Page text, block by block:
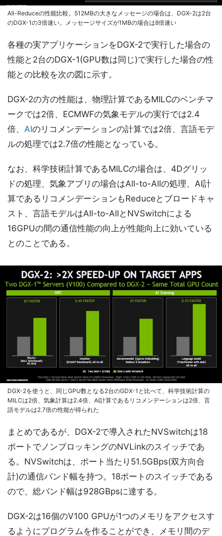
All-Reduceの性能比較。512MBの大きなメッセージの場合は、DGX-2は2台
のDGX-1の3倍速い。メッセージサイズが1MBの場合は8倍速い
各種の実アプリケーションをDGX-2で実行した場合の
性能と2台のDGX-1(GPU数は同じ)で実行した場合の性
能との比較を次の図に示す。
DGX-2の方の性能は、物理計算であるMILCのベンチマ
ークでは2倍、ECMWFの気象モデルの実行では2.4
倍、 AIのリコメンデーションの計算では2倍、言語モデ
ルの処理では2.7倍の性能となっている。
なお、科学技術計算であるMILCの場合は、4Dグリッ
ドの処理、気象アプリの場合はAll-to-Allの処理、AI計
算であるリコメンデーションもReduceとブロードキャ
スト、言語モデルはAll-to-AllとNVSwitchによる
16GPUの間の通信性能の向上が性能向上に効いている
とのことである。
DGX-2を使うと、同じGPU数となる2台のGDX-1と比べて、科学技術計算の
MILCは2倍、気象計算は2.4倍、AI計算であるリコメンデーションは2倍、言
語モデルは2.7倍の性能が得られた
まとめであるが、DGX-2で導入されたNVSwitchは18
ポートでノンブロッキングのNVLinkのスイッチであ
る。NVSwitchは、ポート当たり51.5GBps(双方向合
計)の通信バンド幅を持つ。18ポートのスイッチである
ので、総バンド幅は928GBpsに達する。
DGX-2は16個のV100 GPUが1つのメモリをアクセスす
るようにプログラムを作ることができ、メモリ間のデ